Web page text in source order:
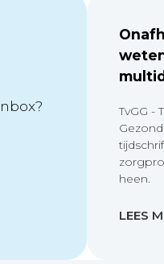
TvGG -
heen.
LEES